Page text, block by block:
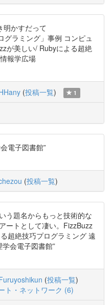
明かすだって
グラミング」事例 コンピュ
が美しい/ Rubyによる超絶
報学広場
(投稿一覧) 1
電子図書館”
(投稿一覧)
う題名からもっと技術的な
ートとして凄い。FizzBuzz
超絶技巧プログラミング 遠
会電子図書館”
(投稿一覧)
ト・ネットワーク (6)